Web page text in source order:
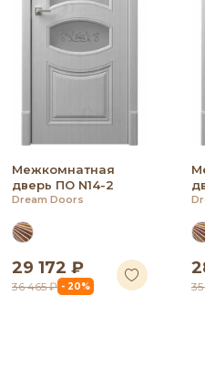
Межкомнатная
дверь ПО N14-2
Dream Doors
29 172 ₽
36 465 ₽ - 20%